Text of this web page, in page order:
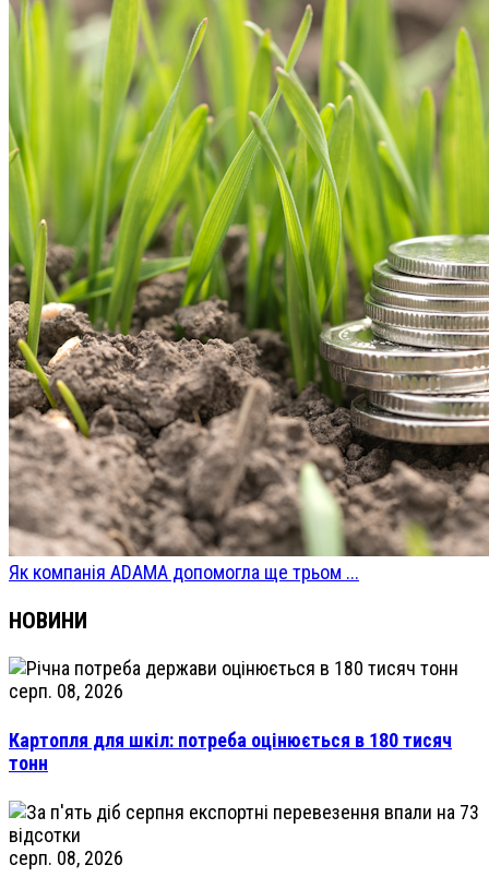
Як компанія ADAMA допомогла ще трьом ...
НОВИНИ
серп. 08, 2026
Картопля для шкіл: потреба оцінюється в 180 тисяч
тонн
серп. 08, 2026